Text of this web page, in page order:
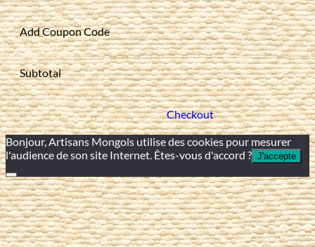
Add Coupon Code
Subtotal
Checkout
Bonjour, Artisans Mongols utilise des cookies pour mesurer
l'audience de son site Internet. Êtes-vous d'accord ? J'accepte